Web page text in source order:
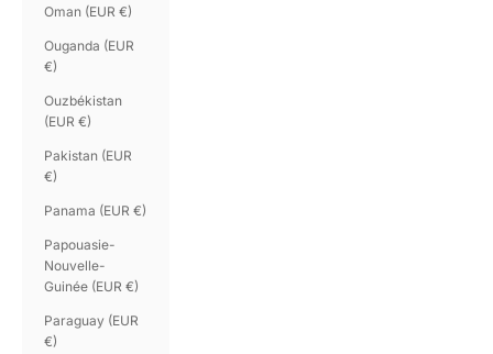
Oman (EUR €)
Ouganda (EUR
€)
Ouzbékistan
(EUR €)
Pakistan (EUR
€)
Panama (EUR €)
Papouasie-
Nouvelle-
Guinée (EUR €)
Paraguay (EUR
€)